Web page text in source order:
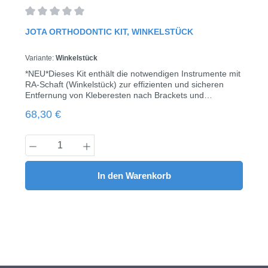
Durchschnittliche Bewertung von 0 von 5 Sternen
JOTA ORTHODONTIC KIT, WINKELSTÜCK
Variante: Winkelstück
*NEU*Dieses Kit enthält die notwendigen Instrumente mit
RA-Schaft (Winkelstück) zur effizienten und sicheren
Entfernung von Kleberesten nach Brackets und
C152 hat ein „sicheres Ende“, so dass Materialreste im
das Zahnfleisch, den Zahnschmelz oder den
Wurzelzement zu
beschädigen.schmelzschonendInstrumente für alle
ZahnoberflächenEffektive und schnelle Entfernung von
Haftmittelnglatte Oberfläche nach dem Polierennur eine
Poliererform für alle Oberflächen8 Instrumente / Kit
Regulärer Preis:
68,30 €
Produkt Anzahl: Gib den gewünschten
In den Warenkorb